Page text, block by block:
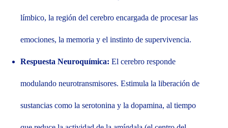
límbico, la región del cerebro encargada de procesar las
emociones, la memoria y el instinto de supervivencia.
Respuesta Neuroquímica: El cerebro responde
modulando neurotransmisores. Estimula la liberación de
sustancias como la serotonina y la dopamina, al tiempo